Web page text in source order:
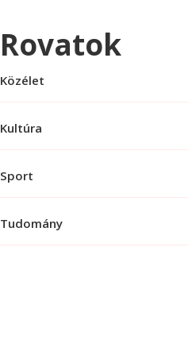
Rovatok
Közélet
Kultúra
Sport
Tudomány